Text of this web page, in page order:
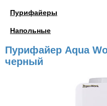
Пурифайеры
Напольные
Пурифайер Aqua
черный